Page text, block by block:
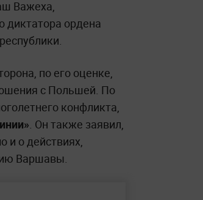
Важеха,
диктатора ордена
по его оценке,
с Польшей. По
конфликта,
. Он также заявил,
и о действиях,
Варшавы.